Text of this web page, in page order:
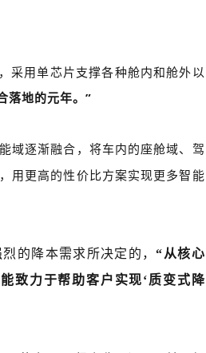
采用单芯片支撑各种舱内和舱外以
落地的元年。”
域逐渐融合，将车内的座舱域、驾
用更高的性价比方案实现更多智能
的降本需求所决定的，“从核心
致力于帮助客户实现‘质变式降